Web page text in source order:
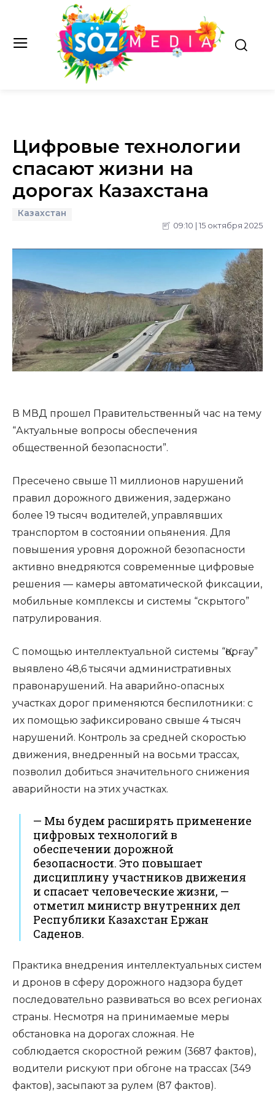
Цифровые технологии
спасают жизни на
дорогах Казахстана
Казахстан
09:10 | 15 октября 2025
В МВД прошел Правительственный час на тему
“Актуальные вопросы обеспечения
общественной безопасности”.
Пресечено свыше 11 миллионов нарушений
правил дорожного движения, задержано
более 19 тысяч водителей, управлявших
транспортом в состоянии опьянения. Для
повышения уровня дорожной безопасности
активно внедряются современные цифровые
решения — камеры автоматической фиксации,
мобильные комплексы и системы “скрытого”
патрулирования.
С помощью интеллектуальной системы “Қорғау”
выявлено 48,6 тысячи административных
правонарушений. На аварийно-опасных
участках дорог применяются беспилотники: с
их помощью зафиксировано свыше 4 тысяч
нарушений. Контроль за средней скоростью
движения, внедренный на восьми трассах,
позволил добиться значительного снижения
аварийности на этих участках.
— Мы будем расширять применение
цифровых технологий в
обеспечении дорожной
безопасности. Это повышает
дисциплину участников движения
и спасает человеческие жизни, —
отметил министр внутренних дел
Республики Казахстан Ержан
Саденов.
Практика внедрения интеллектуальных систем
и дронов в сферу дорожного надзора будет
последовательно развиваться во всех регионах
страны. Несмотря на принимаемые меры
обстановка на дорогах сложная. Не
соблюдается скоростной режим (3687 фактов),
водители рискуют при обгоне на трассах (349
фактов), засыпают за рулем (87 фактов).